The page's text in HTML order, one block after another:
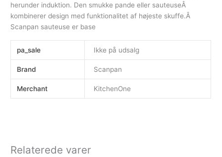
herunder induktion. Den smukke pande eller sauteuseÂ
kombinerer design med funktionalitet af højeste skuffe.Â
Scanpan sauteuse er base
pa_sale Ikke på udsalg
Brand Scanpan
Merchant KitchenOne
Relaterede varer